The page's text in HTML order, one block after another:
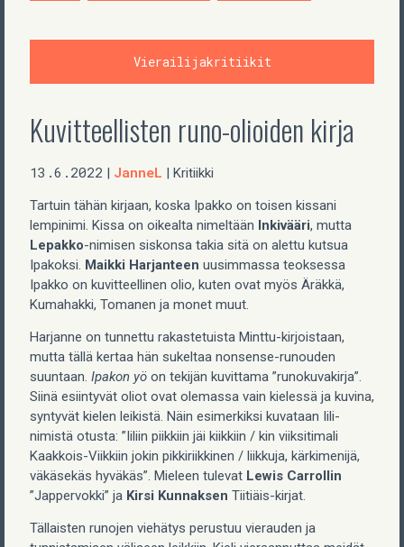
Vierailijakritiikit
Kuvitteellisten runo-olioiden kirja
13.6.2022 | JanneL | Kritiikki
Tartuin tähän kirjaan, koska Ipakko on toisen kissani
lempinimi. Kissa on oikealta nimeltään Inkivääri, mutta
Lepakko-nimisen siskonsa takia sitä on alettu kutsua
Ipakoksi. Maikki Harjanteen uusimmassa teoksessa
Ipakko on kuvitteellinen olio, kuten ovat myös Äräkkä,
Kumahakki, Tomanen ja monet muut.
Harjanne on tunnettu rakastetuista Minttu-kirjoistaan,
mutta tällä kertaa hän sukeltaa nonsense-runouden
suuntaan. Ipakon yö on tekijän kuvittama ”runokuvakirja”.
Siinä esiintyvät oliot ovat olemassa vain kielessä ja kuvina,
syntyvät kielen leikistä. Näin esimerkiksi kuvataan Iili-
nimistä otusta: ”Iiliin piikkiin jäi kiikkiin / kin viiksitimali
Kaakkois-Viikkiin jokin pikkiriikkinen / liikkuja, kärkimenijä,
väkäsekäs hyväkäs”. Mieleen tulevat Lewis Carrollin
”Jappervokki” ja Kirsi Kunnaksen Tiitiäis-kirjat.
Tällaisten runojen viehätys perustuu vierauden ja